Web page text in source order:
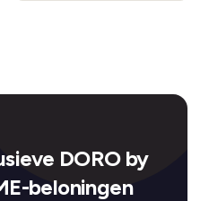
DORO by
beloningen